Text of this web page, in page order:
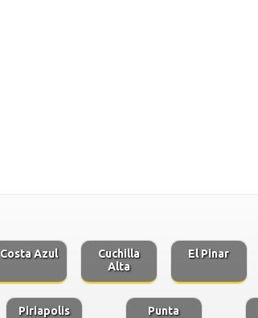
Costa Azul
Cuchilla
Alta
El Pinar
Piriapolis
Punta